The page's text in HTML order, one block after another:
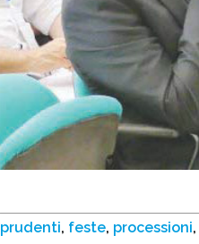
prudenti, feste, processioni,